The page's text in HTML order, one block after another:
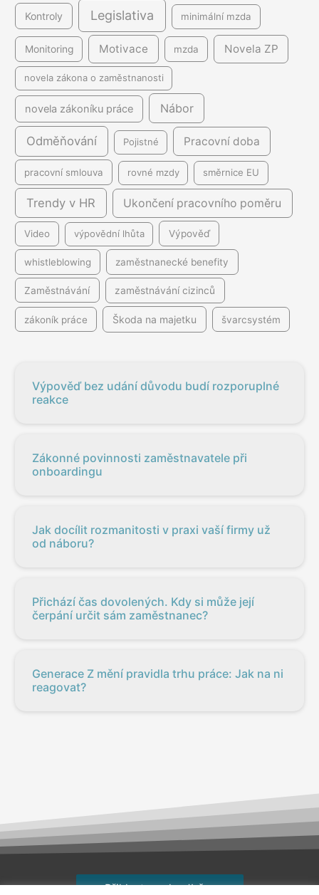
Kontroly Legislativa minimální mzda
Monitoring Motivace mzda Novela ZP
novela zákona o zaměstnanosti
novela zákoníku práce Nábor
Odměňování Pojistné Pracovní doba
pracovní smlouva rovné mzdy směrnice EU
Trendy v HR Ukončení pracovního poměru
Video výpovědní lhůta Výpověď
whistleblowing zaměstnanecké benefity
Zaměstnávání zaměstnávání cizinců
zákoník práce Škoda na majetku švarcsystém
Výpověď bez udání důvodu budí rozporuplné
reakce
Zákonné povinnosti zaměstnavatele při
onboardingu
Jak docílit rozmanitosti v praxi vaší firmy už
od náboru?
Přichází čas dovolených. Kdy si může její
čerpání určit sám zaměstnanec?
Generace Z mění pravidla trhu práce: Jak na ni
reagovat?
Přihlaste se k odběru